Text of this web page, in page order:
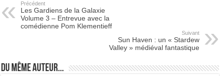
Précédent
Les Gardiens de la Galaxie
Volume 3 – Entrevue avec la
comédienne Pom Klementieff
Suivant
Sun Haven : un « Stardew
Valley » médiéval fantastique
Du même auteur...